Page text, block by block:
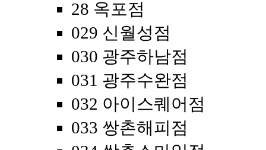
28 옥포점
029 신월성점
030 광주하남점
031 광주수완점
032 아이스퀘어점
033 쌍촌해피점